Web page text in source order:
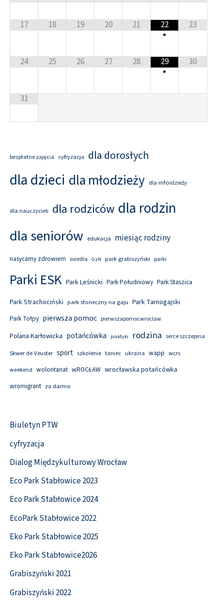
17 18 19 20 21
22
•
23
24 25 26 27 28
29
•
30
31
bezpłatne zajęcia cyfryzacja dla dorosłych
dla dzieci dla młodzieży dla młoidzieży
dla nauczycieli dla rodziców dla rodzin
dla seniorów edukacja miesiąc rodziny
nasycamy zdrowiem osiedla OzN park grabiszyński parki
Parki ESK Park Leśnicki Park Południowy Park Staszica
Park Strachociński park słoneczny na gaju Park Tarnogajski
Park Tołpy pierwsza pomoc pierwszapomocwroclaw
Polana Karłowicka potańcówka praktyki rodzina serce szczepina
Skwer de Veuster sport szkolenie taniec ukraina wapp wcrs
weekend wolontariat wROCŁAW wrocławska potańcówka
wromigrant za darmo
Biuletyn PTW
cyfryzacja
Dialog Międzykulturowy Wrocław
Eco Park Stabłowice 2023
Eco Park Stabłowice 2024
EcoPark Stabłowice 2022
Eko Park Stabłowice 2025
Eko Park Stabłowice2026
Grabiszyński 2021
Grabiszyński 2022